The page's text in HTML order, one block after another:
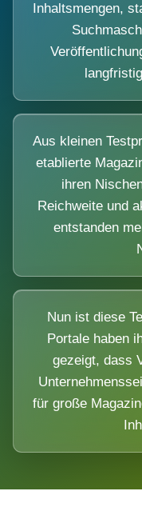
Inhaltsmengen,
Aus kleinen
etablierte
ihren
Reichweite und
entstanden
Nun ist diese
Portale haben
gezeigt, dass
für große